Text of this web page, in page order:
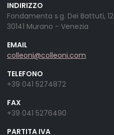
INDIRIZZO
Fondamenta s.g. Dei Battuti, 12
30141 Murano - Venezia
EMAIL
colleoni@colleoni.com
TELEFONO
+39 041 5274872
FAX
+39 041 5276490
PARTITA IVA